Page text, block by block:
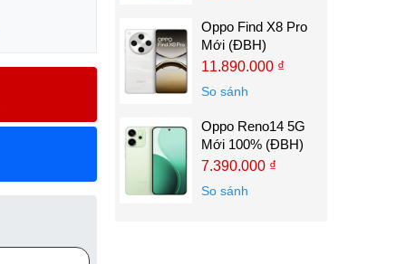
Oppo Find X8 Pro
Mới (ĐBH)
11.890.000 ₫
So sánh
Oppo Reno14 5G
Mới 100% (ĐBH)
7.390.000 ₫
So sánh